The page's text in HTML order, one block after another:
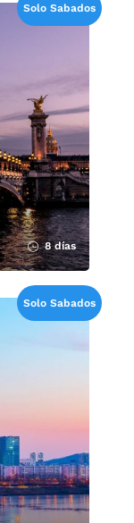
Solo Sabados
8 días
Solo Sabados